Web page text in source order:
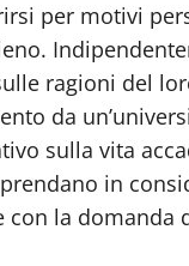
per motivi
ragioni del
da
sulla vita
in
la domanda